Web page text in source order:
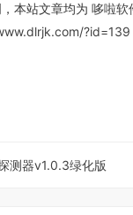
本站文章均为 哆啦软
?id=139
测器v1.0.3绿化版